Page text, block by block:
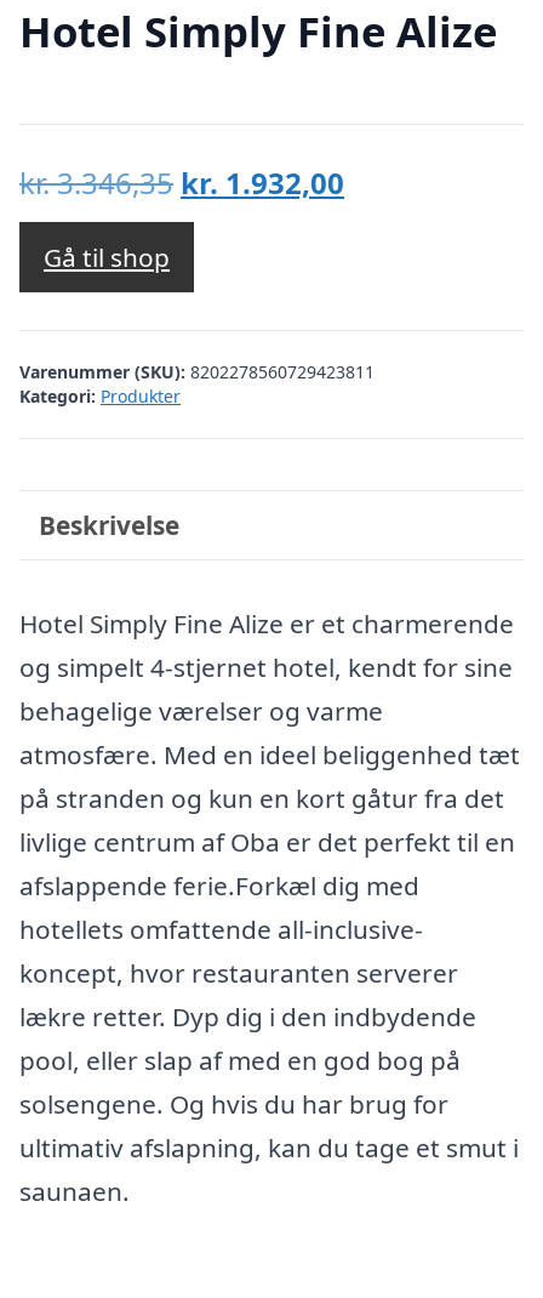
Hotel Simply Fine Alize
kr.3.346,35 Den
oprindelige
var:
kr. 3.346,35.
kr. 1.932,00
kr. 1.932,00.
Gå til shop
Varenummer (SKU): 8202278560729423811
Kategori: Produkter
Beskrivelse
Hotel Simply Fine Alize er et charmerende
og simpelt 4-stjernet hotel, kendt for sine
behagelige værelser og varme
atmosfære. Med en ideel beliggenhed tæt
på stranden og kun en kort gåtur fra det
livlige centrum af Oba er det perfekt til en
afslappende ferie.Forkæl dig med
hotellets omfattende all-inclusive-
koncept, hvor restauranten serverer
lækre retter. Dyp dig i den indbydende
pool, eller slap af med en god bog på
solsengene. Og hvis du har brug for
ultimativ afslapning, kan du tage et smut i
saunaen.